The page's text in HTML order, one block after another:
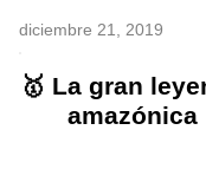
diciembre 21, 2019
🥇 La gran
amazónica